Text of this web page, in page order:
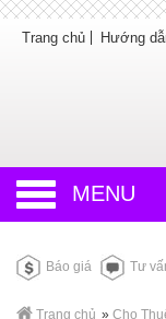
Trang chủ Hướng
MENU
Báo giá Tư
Trang chủ » Cho